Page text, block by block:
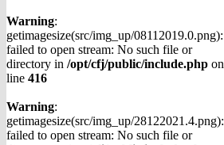
Warning:
getimagesize(src/img_up/08112019.0.png):
failed to open stream: No such file or
directory in /opt/cfj/public/include.php on
line 416
Warning:
getimagesize(src/img_up/28122021.4.png):
failed to open stream: No such file or